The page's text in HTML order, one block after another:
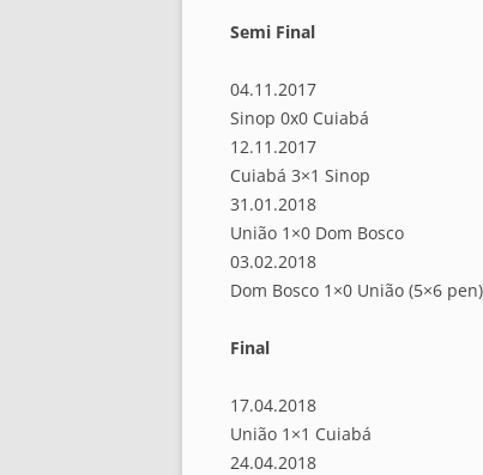
Semi Final
04.11.2017
Sinop 0x0 Cuiabá
12.11.2017
Cuiabá 3×1 Sinop
31.01.2018
União 1×0 Dom Bosco
03.02.2018
Dom Bosco 1×0 União (5×6 pen)
Final
17.04.2018
União 1×1 Cuiabá
24.04.2018